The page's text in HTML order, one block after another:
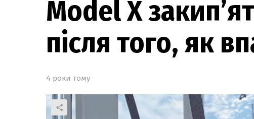
Model X
після того, як
4 роки тому